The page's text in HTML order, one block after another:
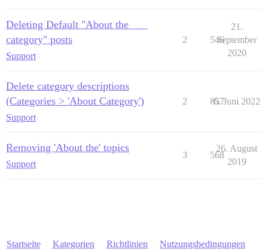
Deleting Default "About the ___
category" posts
Support
2 546
21.
September
2020
Delete category descriptions
(Categories > 'About Category')
Support
2 857
6. Juni 2022
Removing 'About the' topics
Support
3 568
26. August
2019
Startseite Kategorien Richtlinien Nutzungsbedingungen